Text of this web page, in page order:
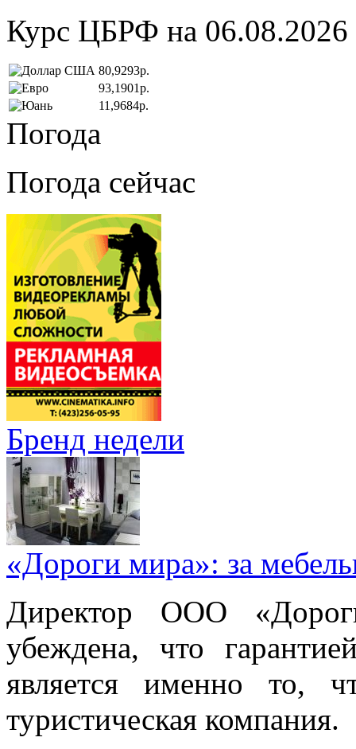
Курс ЦБРФ на 06.08.2026
80,9293р.
93,1901р.
11,9684р.
Погода
Погода сейчас
Бренд недели
«Дороги мира»: за
Директор ООО
убеждена, что
является именно то,
туристическая компания.